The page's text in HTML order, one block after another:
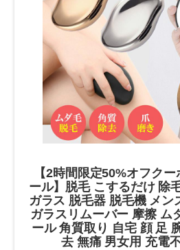
【2時間限定50%オフク
ール】脱毛 こするだけ 除
ガラス 脱毛器 脱毛機 メン
ガラスリムーバー 摩擦 ム
ール 角質取り 自宅 顔 足
去 無痛 男女用 充電